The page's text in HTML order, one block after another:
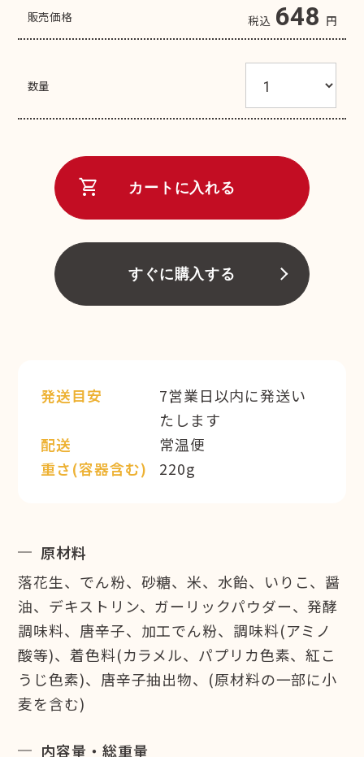
販売価格 税込 648 円
数量
shopping_cart カートに入れる
すぐに購入する
発送目安
7営業日以内に発送い
たします
配送
常温便
重さ(容器含む)
220g
原材料
落花生、でん粉、砂糖、米、水飴、いりこ、醤
油、デキストリン、ガーリックパウダー、発酵
調味料、唐辛子、加工でん粉、調味料(アミノ
酸等)、着色料(カラメル、パプリカ色素、紅こ
うじ色素)、唐辛子抽出物、(原材料の一部に小
麦を含む)
内容量・総重量